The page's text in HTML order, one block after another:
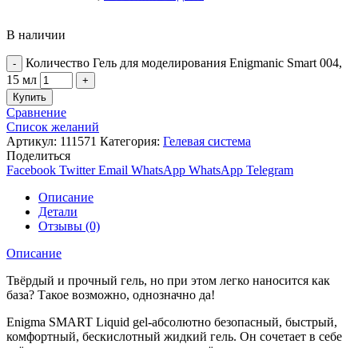
В наличии
Количество Гель для моделирования Enigmanic Smart 004,
15 мл
Купить
Сравнение
Список желаний
Артикул: 111571 Категория: Гелевая система
Поделиться
Facebook Twitter Email WhatsApp WhatsApp Telegram
Описание
Детали
Отзывы (0)
Описание
Твёрдый и прочный гель, но при этом легко наносится как
база? Такое возможно, однозначно да!
Enigma SMART Liquid gel-абсолютно безопасный, быстрый,
комфортный, бескислотный жидкий гель. Он сочетает в себе